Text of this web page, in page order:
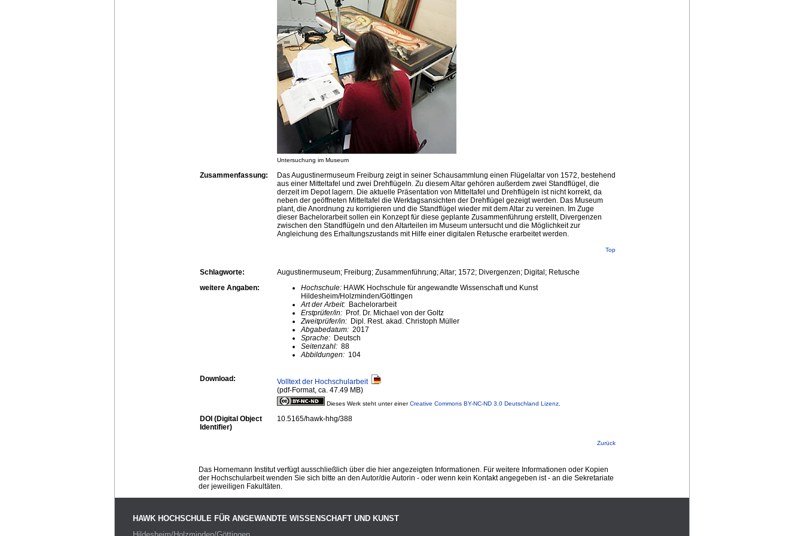
Untersuchung im Museum
Zusammenfassung:
Das Augustinermuseum Freiburg zeigt in seiner Schausammlung einen Flügelaltar von 1572, bestehend
aus einer Mitteltafel und zwei Drehflügeln. Zu diesem Altar gehören außerdem zwei Standflügel, die
derzeit im Depot lagern. Die aktuelle Präsentation von Mitteltafel und Drehflügeln ist nicht korrekt, da
neben der geöffneten Mitteltafel die Werktagsansichten der Drehflügel gezeigt werden. Das Museum
plant, die Anordnung zu korrigieren und die Standflügel wieder mit dem Altar zu vereinen. Im Zuge
dieser Bachelorarbeit sollen ein Konzept für diese geplante Zusammenführung erstellt, Divergenzen
zwischen den Standflügeln und den Altarteilen im Museum untersucht und die Möglichkeit zur
Angleichung des Erhaltungszustands mit Hilfe einer digitalen Retusche erarbeitet werden.
Top
Schlagworte:
Augustinermuseum; Freiburg; Zusammenführung; Altar; 1572; Divergenzen; Digital; Retusche
weitere Angaben:
Hochschule: HAWK Hochschule für angewandte Wissenschaft und Kunst
Hildesheim/Holzminden/Göttingen
Art der Arbeit: Bachelorarbeit
Erstprüfer/in: Prof. Dr. Michael von der Goltz
Zweitprüfer/in: Dipl. Rest. akad. Christoph Müller
Abgabedatum: 2017
Sprache: Deutsch
Seitenzahl: 88
Abbildungen: 104
Download:
Volltext der Hochschularbeit
(pdf-Format, ca. 47.49 MB)
Dieses Werk steht unter einerCreative Commons BY-NC-ND 3.0 Deutschland Lizenz
DOI (Digital Object
Identifier)
10.5165/hawk-hhg/388
Zurück
Das Hornemann Institut verfügt ausschließlich über die hier angezeigten Informationen. Für weitere Informationen oder Kopien
der Hochschularbeit wenden Sie sich bitte an den Autor/die Autorin - oder wenn kein Kontakt angegeben ist - an die Sekretariate
der jeweiligen Fakultäten.
HAWK HOCHSCHULE FÜR ANGEWANDTE WISSENSCHAFT UND KUNST